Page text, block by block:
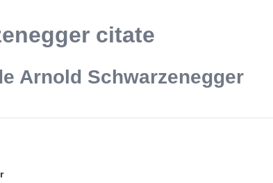
citate
Arnold Schwarzenegger